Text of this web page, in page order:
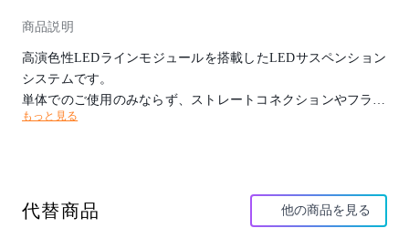
商品説明
高演色性LEDラインモジュールを搭載したLEDサスペンション
システムです。
単体でのご使用のみならず、ストレートコネクションやフラッ
トサイドのように空間に応じたシステム展開が可能です。
デザイナー：Peter Emrys-Roberts
もっと見る
代替商品 他の商品を見る